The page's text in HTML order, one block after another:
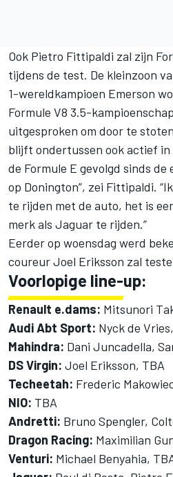
Ook Pietro Fittipaldi zal zijn
tijdens de test. De kleinzoon
1-wereldkampioen Emerson
Formule V8 3.5-
uitgesproken om door te
blijft ondertussen ook actief in
de Formule E gevolgd sinds
op Donington”, zei Fittipaldi.
te rijden met de auto, het is
merk als Jaguar te rijden.”
Eerder op woensdag werd
coureur Joel Eriksson zal
Voorlopige line-up:
Renault e.dams: Mitsunori
Audi Abt Sport: Nyck de
Mahindra: Dani Juncadella,
DS Virgin: Joel Eriksson, TBA
Techeetah: Frederic
NIO: TBA
Andretti: Bruno Spengler,
Dragon Racing: Maximilian
Venturi: Michael Benyahia,